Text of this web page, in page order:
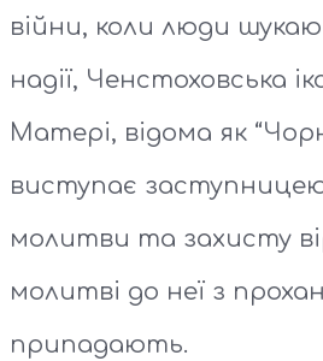
війни, коли люди
надії, Ченстоховська
Матері, відома як
виступає
молитви та захисту
молитві до неї з
припадають.